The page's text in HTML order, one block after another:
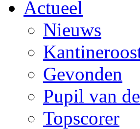
Actueel
Nieuws
Gevonden
Pupil van
Topscorer